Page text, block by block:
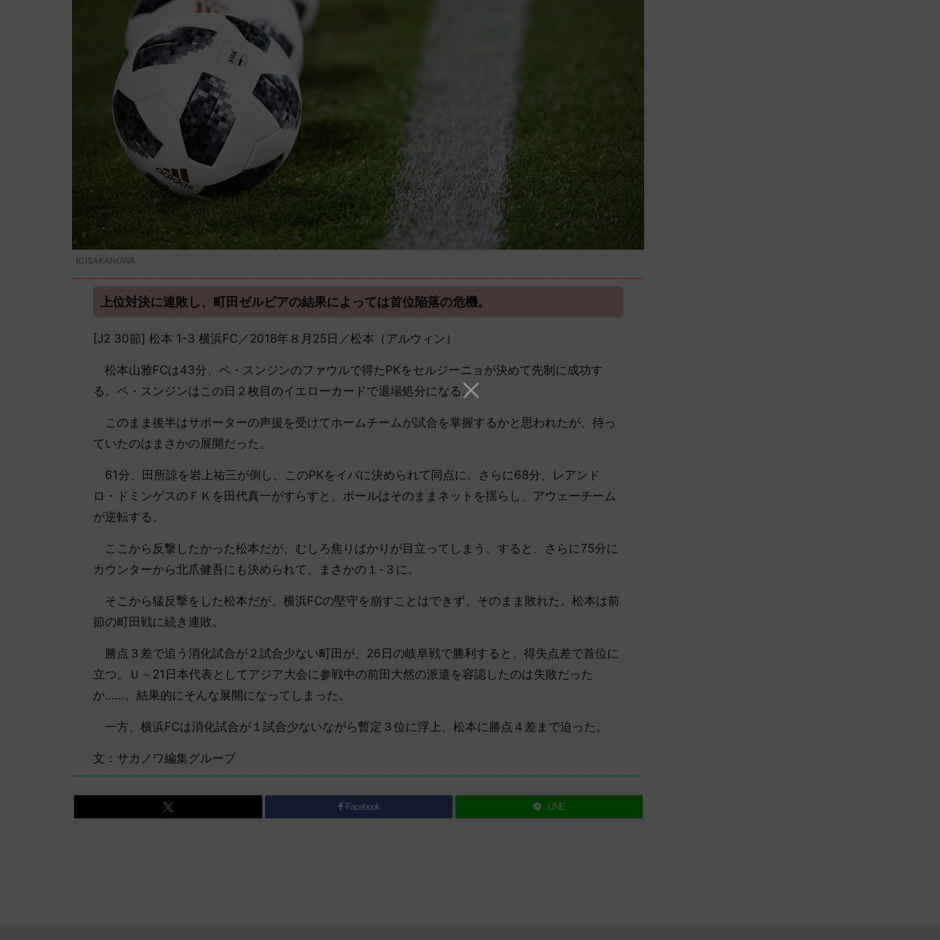
(C)SAKANOWA
上位対決に連敗し、町田ゼルビアの結果によっては首位陥落の危機。
[J2 30節] 松本 1-3 横浜FC／2018年８月25日／松本（アルウィン）
松本山雅FCは43分、ペ・スンジンのファウルで得たPKをセルジーニョが決めて先制に成功す
る。ペ・スンジンはこの日２枚目のイエローカードで退場処分になる。
このまま後半はサポーターの声援を受けてホームチームが試合を掌握するかと思われたが、待っ
ていたのはまさかの展開だった。
61分、田所諒を岩上祐三が倒し、このPKをイバに決められて同点に。さらに68分、レアンド
ロ・ドミンゲスのＦＫを田代真一がすらすと、ボールはそのままネットを揺らし、アウェーチーム
が逆転する。
ここから反撃したかった松本だが、むしろ焦りばかりが目立ってしまう。すると、さらに75分に
カウンターから北爪健吾にも決められて、まさかの１-３に。
そこから猛反撃をした松本だが、横浜FCの堅守を崩すことはできず、そのまま敗れた。松本は前
節の町田戦に続き連敗。
勝点３差で追う消化試合が２試合少ない町田が、26日の岐阜戦で勝利すると、得失点差で首位に
立つ。Ｕ－21日本代表としてアジア大会に参戦中の前田大然の派遣を容認したのは失敗だった
か……。結果的にそんな展開になってしまった。
一方、横浜FCは消化試合が１試合少ないながら暫定３位に浮上、松本に勝点４差まで迫った。
文：サカノワ編集グループ
Facebook LINE